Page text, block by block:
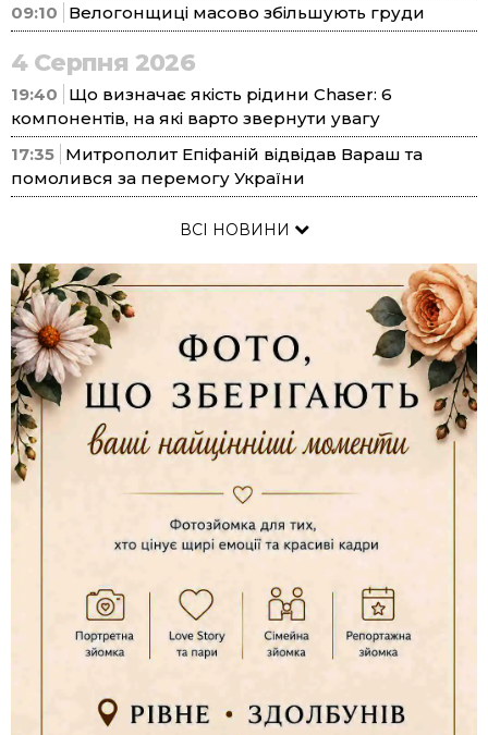
09:10
Велогонщиці масово збільшують груди
4 Серпня 2026
19:40
Що визначає якість рідини Chaser: 6
компонентів, на які варто звернути увагу
17:35 Митрополит Епіфаній відвідав Вараш та
помолився за перемогу України
ВСІ НОВИНИ